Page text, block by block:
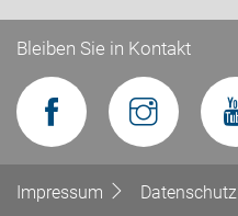
Bleiben Sie in Kontakt
Impressum Datenschutz